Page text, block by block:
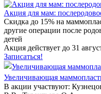
Акция для мам:
Скидка до 15% на
другие операции после
детей
Акция действует до 31
Записаться!
Увеличивающая
В акции участвуют: